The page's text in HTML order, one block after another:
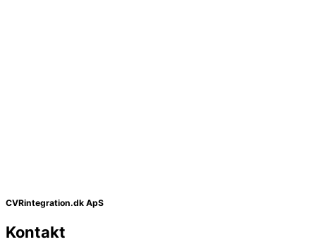
CVRintegration.dk ApS
Kontakt